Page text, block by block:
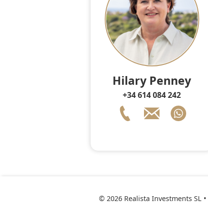
Hilary Penney
+34 614 084 242
© 2026 Realista Investments SL •